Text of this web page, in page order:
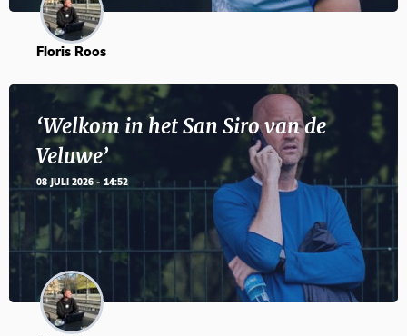
Floris Roos
‘Welkom in het San Siro van de
Veluwe’
08 JULI 2026 - 14:52